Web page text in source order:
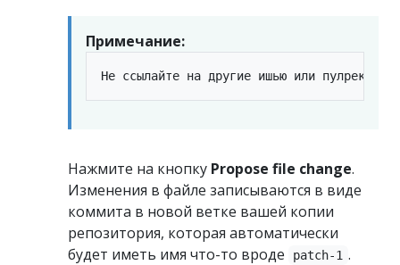
Примечание:
Нажмите на кнопку Propose file change.
Изменения в файле записываются в виде
коммита в новой ветке вашей копии
репозитория, которая автоматически
будет иметь имя что-то вроде
patch-1 .